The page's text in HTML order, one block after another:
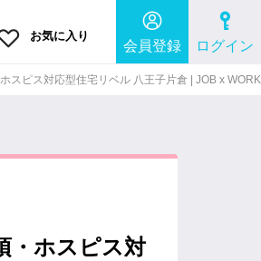
お気に入り
会員登録 ログイン
スピス対応型住宅リベル 八王子片倉 | JOB x WORK
・ホスピス対